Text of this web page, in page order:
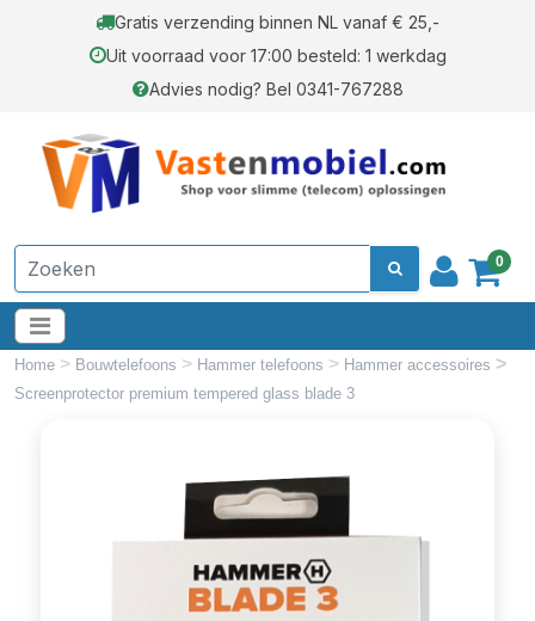
Gratis verzending binnen NL vanaf € 25,-
Uit voorraad voor 17:00 besteld: 1 werkdag
Advies nodig? Bel 0341-767288
0
Home > Bouwtelefoons > Hammer telefoons > Hammer accessoires >
Screenprotector premium tempered glass blade 3